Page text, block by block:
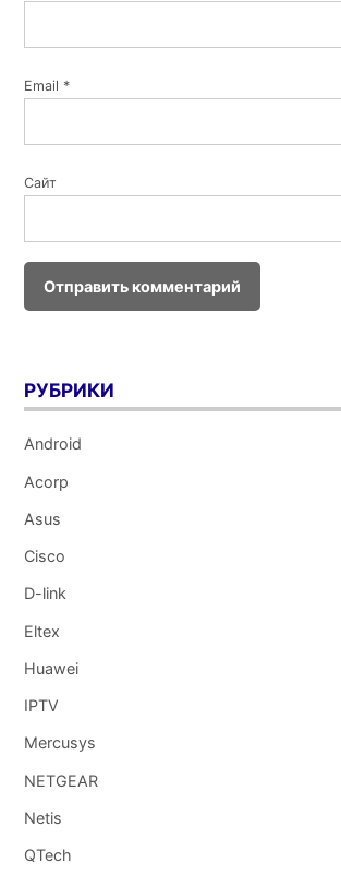
Email *
Сайт
РУБРИКИ
Android
Acorp
Asus
Cisco
D-link
Eltex
Huawei
IPTV
Mercusys
NETGEAR
Netis
QTech